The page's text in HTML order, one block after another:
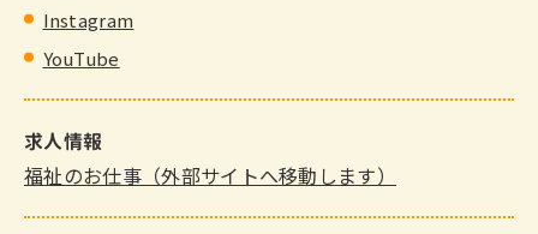
Instagram
YouTube
求人情報
福祉のお仕事（外部サイトへ移動します）